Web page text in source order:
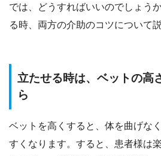
では、どうすればいいのでしょう
る時、両方の介助のコツについて
立たせる時は、ベットの高
ら
ベットを高くすると、体を曲げな
すくなります。すると、患者様は